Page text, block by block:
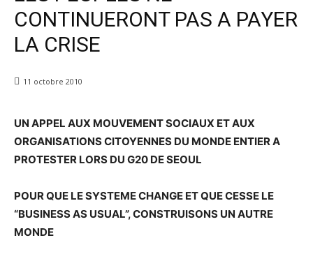
CONTINUERONT PAS A PAYER
LA CRISE
11 octobre 2010
UN APPEL AUX MOUVEMENT SOCIAUX ET AUX
ORGANISATIONS CITOYENNES DU MONDE ENTIER A
PROTESTER LORS DU G20 DE SEOUL
POUR QUE LE SYSTEME CHANGE ET QUE CESSE LE
“BUSINESS AS USUAL”, CONSTRUISONS UN AUTRE
MONDE